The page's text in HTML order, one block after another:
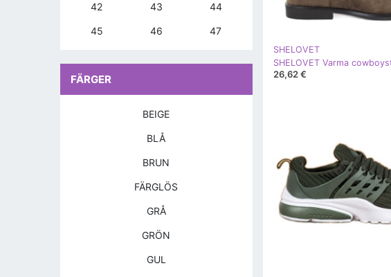
SHELOVET
26,62 €
42 43 44
45 46 47
FÄRGER
BEIGE
BLÅ
BRUN
FÄRGLÖS
GRÅ
GRÖN
GUL